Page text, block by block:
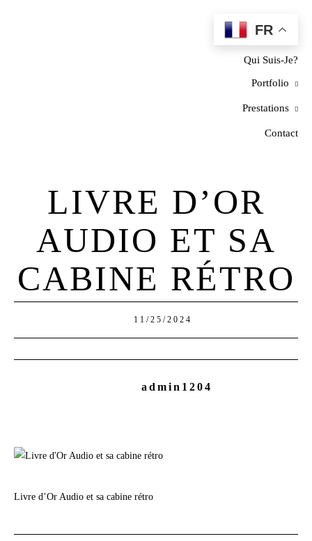
Home
Qui Suis-Je?
Portfolio
Prestations
Contact
LIVRE D’OR
AUDIO ET SA
CABINE RÉTRO
11/25/2024
admin1204
Livre d’Or Audio et sa cabine rétro
FR